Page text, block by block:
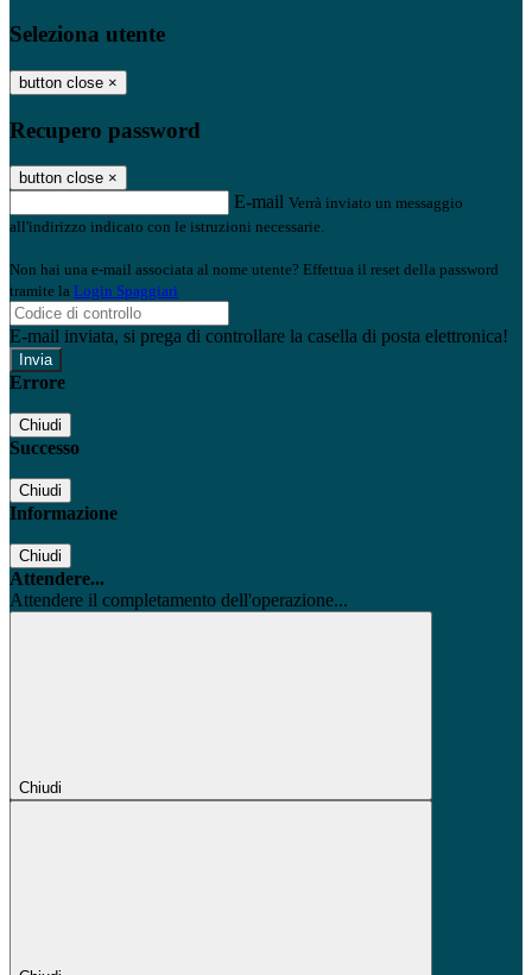
Seleziona utente
button close ×
Recupero password
button close ×
E-mail Verrà inviato un messaggio
all'indirizzo indicato con le istruzioni necessarie.
Non hai una e-mail associata al nome utente? Effettua il reset della password
tramite la Login Spaggiari
E-mail inviata, si prega di controllare la casella di posta elettronica!
Errore
Chiudi
Successo
Chiudi
Informazione
Chiudi
Attendere...
Attendere il completamento dell'operazione...
Chiudi